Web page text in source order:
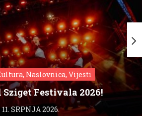
Naslovnica, Vijesti
Sziget Festivala 2026!
11. SRPNJA 2026.